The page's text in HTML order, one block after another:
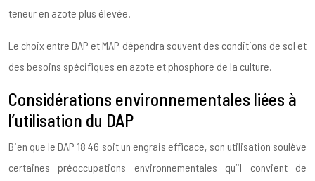
teneur en azote plus élevée.
Le choix entre DAP et MAP dépendra souvent des conditions de sol et
des besoins spécifiques en azote et phosphore de la culture.
Considérations environnementales liées à
l’utilisation du DAP
Bien que le DAP 18 46 soit un engrais efficace, son utilisation soulève
certaines préoccupations environnementales qu’il convient de